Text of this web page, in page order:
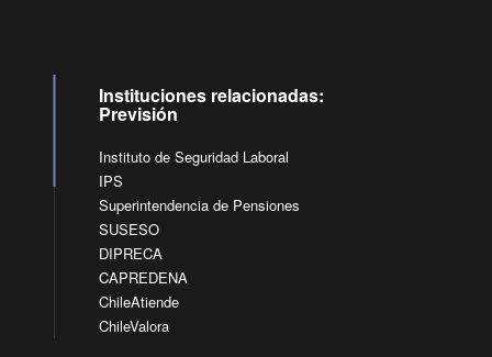
Instituciones relacionadas:
Previsión
Instituto de Seguridad Laboral
IPS
Superintendencia de Pensiones
SUSESO
DIPRECA
CAPREDENA
ChileAtiende
ChileValora